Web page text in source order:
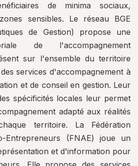
de minima sociaux,
sensibles. Le réseau BGE
de Gestion) propose une
de l'accompagnement
sur l'ensemble du territoire
services d'accompagnement à
et de conseil en gestion. Leur
spécificités locales leur permet
adapté aux réalités
territoire. La Fédération
Entrepreneurs (FNAE) joue un
et d'information pour